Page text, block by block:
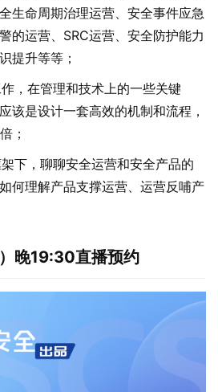
生命周期治理运营、安全事件应急
的运营、SRC运营、安全防护能力
提升等等；
，在管理和技术上的一些关键
该是设计一套高效的机制和流程，
；
下，聊聊安全运营和安全产品的
何理解产品支撑运营、运营反哺产
晚19:30直播预约